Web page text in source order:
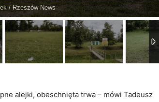
/ Rzeszów News
alejki, obeschnięta trwa – mówi Tadeusz